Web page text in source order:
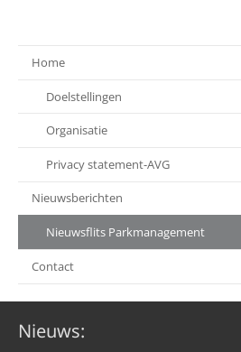
Home
Doelstellingen
Organisatie
Privacy statement-AVG
Nieuwsberichten
Nieuwsflits Parkmanagement
Contact
Nieuws: